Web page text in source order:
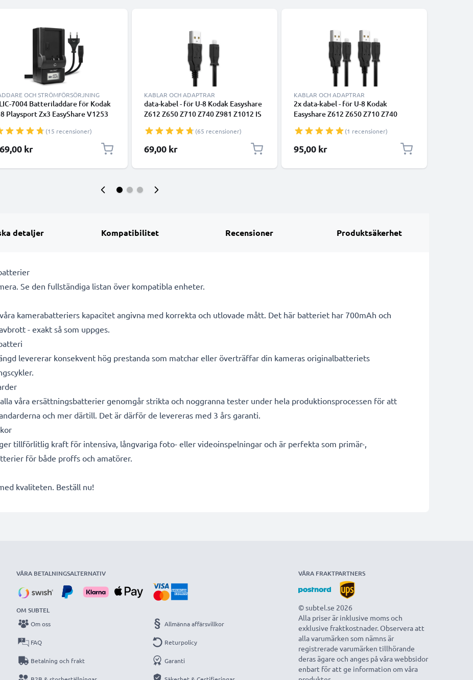
OCH STRÖMFÖRSÖRJNING
7004 Batteriladdare för Kodak
Playsport Zx3 EasyShare V1253
Zi10 Kamerabatterier från
(15 recensioner)
kr
KABLAR OCH ADAPTRAR
data-kabel - för U-8 Kodak Easyshare
Z612 Z650 Z710 Z740 Z981 Z1012 IS
V10003 P880 P850 M753 M863
kamera - 1.5m PVC Datakabel svart
(65 recensioner)
69,00 kr
KABLAR OCH ADAPTRAR
2x data-kabel - för U-8 Kodak
Easyshare Z612 Z650 Z710 Z740
C713 C813 V10003 P880 P850 M753
M863 kamera - 1.5m PVC Datakabel
svart
(1 recensioner)
95,00 kr
detaljer Kompatibilitet Recensioner Produktsäkerhet
Se den fullständiga listan över kompatibla enheter.
kamerabatteriers kapacitet angivna med korrekta och utlovade mått. Det här batteriet har 700mAh och
- exakt så som uppges.
levererar konsekvent hög prestanda som matchar eller överträffar din kameras originalbatteriets
våra ersättningsbatterier genomgår strikta och noggranna tester under hela produktionsprocessen för att
och mer därtill. Det är därför de levereras med 3 års garanti.
tillförlitlig kraft för intensiva, långvariga foto- eller videoinspelningar och är perfekta som primär-,
för både proffs och amatörer.
kvaliteten. Beställ nu!
VÅRA BETALNINGSALTERNATIV
OM SUBTEL
Om oss
FAQ
Betalning och frakt
Allmänna affärsvillkor
Returpolicy
Garanti
VÅRA FRAKTPARTNERS
© subtel.se 2026
Alla priser är inklusive moms och
exklusive fraktkostnader. Observera att
alla varumärken som nämns är
registrerade varumärken tillhörande
deras ägare och anges på våra webbsidor
enbart för att ge information om våra